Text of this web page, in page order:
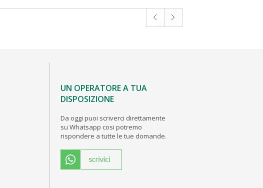
UN OPERATORE A TUA
DISPOSIZIONE
Da oggi puoi scriverci direttamente
su Whatsapp cosi potremo
rispondere a tutte le tue domande.